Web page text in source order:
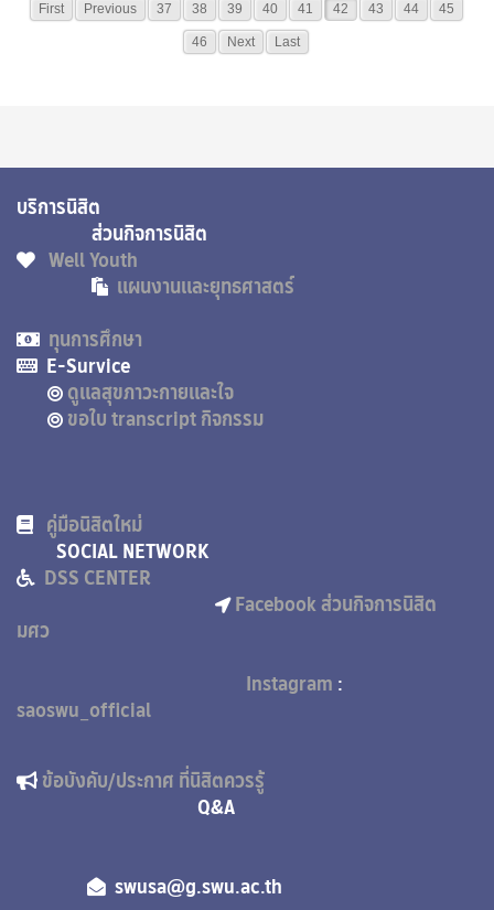
First Previous 37 38 39 40 41 42 43 44 45
46 Next Last
บริการนิสิต
ส่วนกิจการนิสิต
Well Youth
แผนงานและยุทธศาสตร์
ทุนการศึกษา
E-Survice
ดูแลสุขภาวะกายและใจ
ขอใบ transcript กิจกรรม
คู่มือนิสิตใหม่
SOCIAL NETWORK
DSS CENTER
Facebook ส่วนกิจการนิสิต
มศว
Instagram :
saoswu_official
ข้อบังคับ/ประกาศ ที่นิสิตควรรู้
Q&A
swusa@g.swu.ac.th